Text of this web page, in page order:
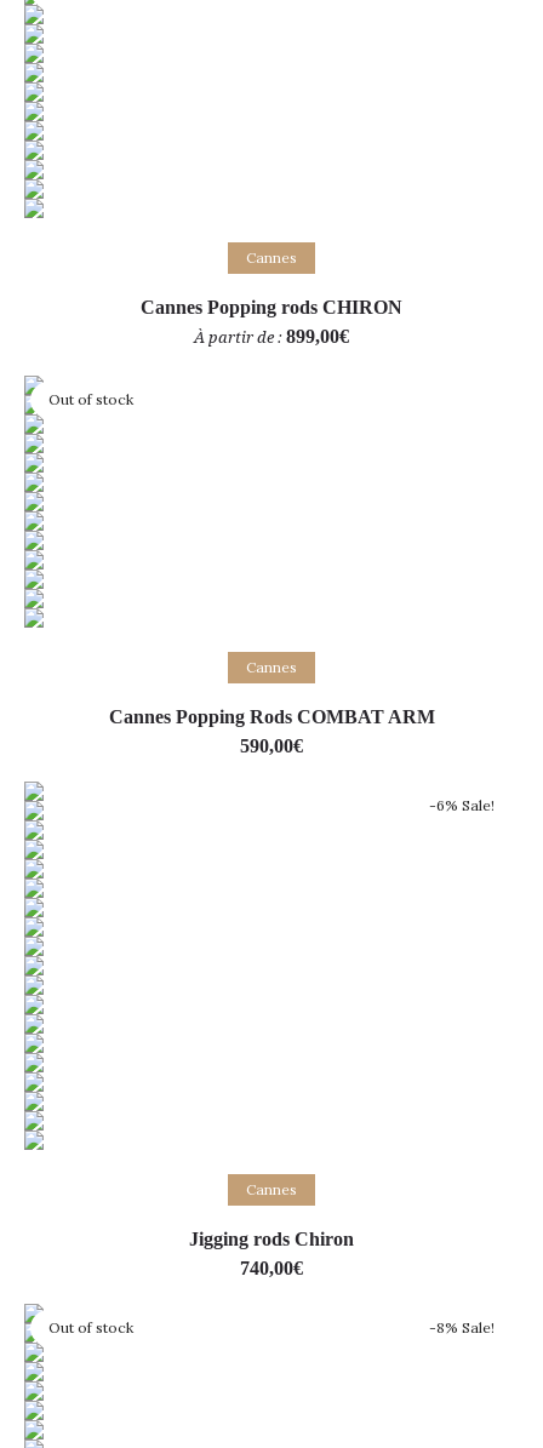
Choix des options
Cannes
Cannes Popping rods CHIRON
À partir de : 899,00€
Lire la suite
Out of stock
Cannes
Cannes Popping Rods COMBAT ARM
590,00€
-6% Sale!
Ajouter au panier
Cannes
Jigging rods Chiron
740,00€
-8% Sale!
Out of stock